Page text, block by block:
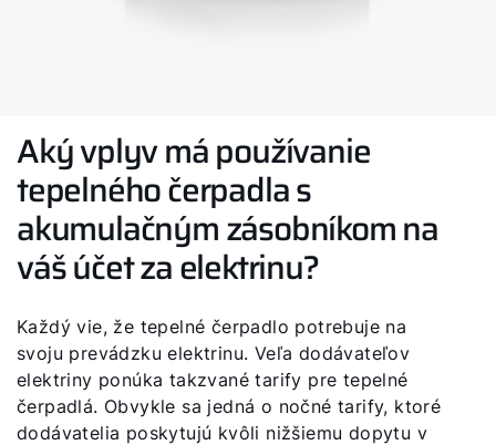
Aký vplyv má používanie
tepelného čerpadla s
akumulačným zásobníkom na
váš účet za elektrinu?
Každý vie, že tepelné čerpadlo potrebuje na
svoju prevádzku elektrinu. Veľa dodávateľov
elektriny ponúka takzvané tarify pre tepelné
čerpadlá. Obvykle sa jedná o nočné tarify, ktoré
dodávatelia poskytujú kvôli nižšiemu dopytu v